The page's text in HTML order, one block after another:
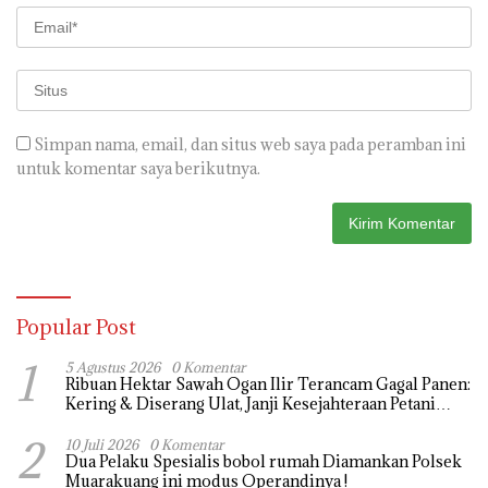
Simpan nama, email, dan situs web saya pada peramban ini
untuk komentar saya berikutnya.
Popular Post
1 5 Agustus 2026 0 Komentar
Ribuan Hektar Sawah Ogan Ilir Terancam Gagal Panen:
Kering & Diserang Ulat, Janji Kesejahteraan Petani
2 10 Juli 2026 0 Komentar
Dua Pelaku Spesialis bobol rumah Diamankan Polsek
Muarakuang ini modus Operandinya !